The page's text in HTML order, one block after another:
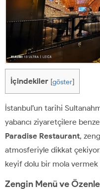
İçindekiler [göster]
İstanbul’un tarihi
yabancı ziyaretçilere
Paradise Restaurant,
atmosferiyle dikkat
keyif dolu bir mola
Zengin Menü ve